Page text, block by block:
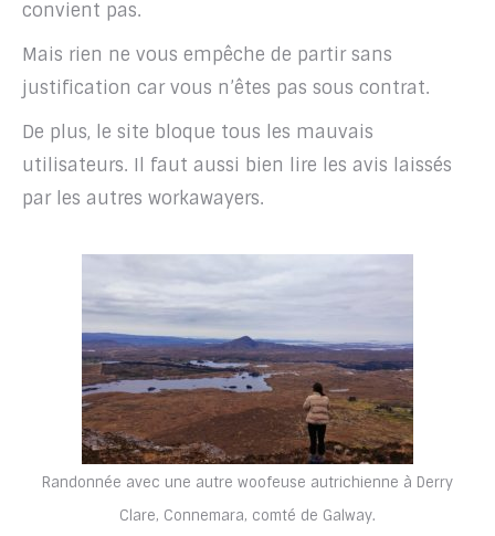
convient pas.
Mais rien ne vous empêche de partir sans
justification car vous n’êtes pas sous contrat.
De plus, le site bloque tous les mauvais
utilisateurs. Il faut aussi bien lire les avis laissés
par les autres workawayers.
Randonnée avec une autre woofeuse autrichienne à Derry
Clare, Connemara, comté de Galway.